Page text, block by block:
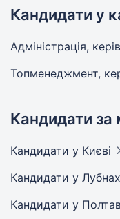
Кандидати у
Адмiнiстрацiя,
Топменеджмент,
Кандидати за
Кандидати у Києві
Кандидати у Лубнах
Кандидати у